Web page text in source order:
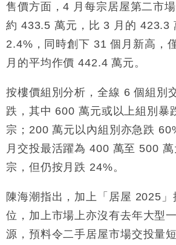
16:47
本地｜假冒內地執法人員要求
損失近6900萬元
16:05
財經｜日經失守6.5萬點後回
粦接任
15:11
財經｜韓股反覆波動收跌 連挫
13:44
財經｜內地7月美元計價出口
差達1125億美元
12:44
財經｜日本春季三度入市撐日
日圓干預創新高
11:12
國際｜特朗普料美伊戰事快結
張
財經｜SA售股自救後再出手
司
售價方面，4 月每宗居屋第二市
約 433.5 萬元，比 3 月的 423.3
2.4%，同時創下 31 個月新高，
月的平均作價 442.4 萬元。
按樓價組別分析，全線 6 個組別
跌，其中 600 萬元或以上組別暴
宗；200 萬元以內組別亦急跌
月交投最活躍為 400 萬至 500
宗，但仍按月跌 24%。
陳海潮指出，加上「居屋 2025
位，加上市場上亦沒有去年大型
源，預料令二手居屋市場交投量